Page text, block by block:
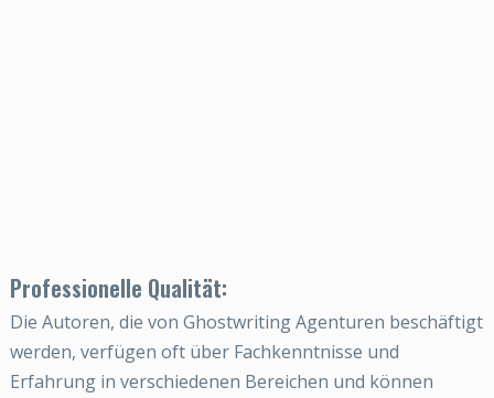
Professionelle Qualität:
Die Autoren, die von Ghostwriting Agenturen beschäftigt
werden, verfügen oft über Fachkenntnisse und
Erfahrung in verschiedenen Bereichen und können